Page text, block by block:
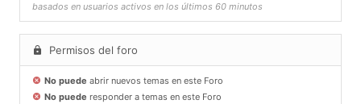
basados en usuarios activos en los últimos 60 minutos
Permisos del foro
No puede abrir nuevos temas en este Foro
No puede responder a temas en este Foro